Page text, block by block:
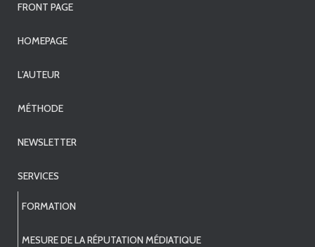
FRONT PAGE
HOMEPAGE
L’AUTEUR
MÉTHODE
NEWSLETTER
SERVICES
FORMATION
MESURE DE LA RÉPUTATION MÉDIATIQUE